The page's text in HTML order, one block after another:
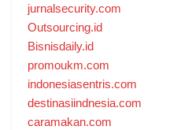
jurnalsecurity.com
Outsourcing.id
Bisnisdaily.id
promoukm.com
indonesiasentris.com
destinasiindnesia.com
caramakan.com